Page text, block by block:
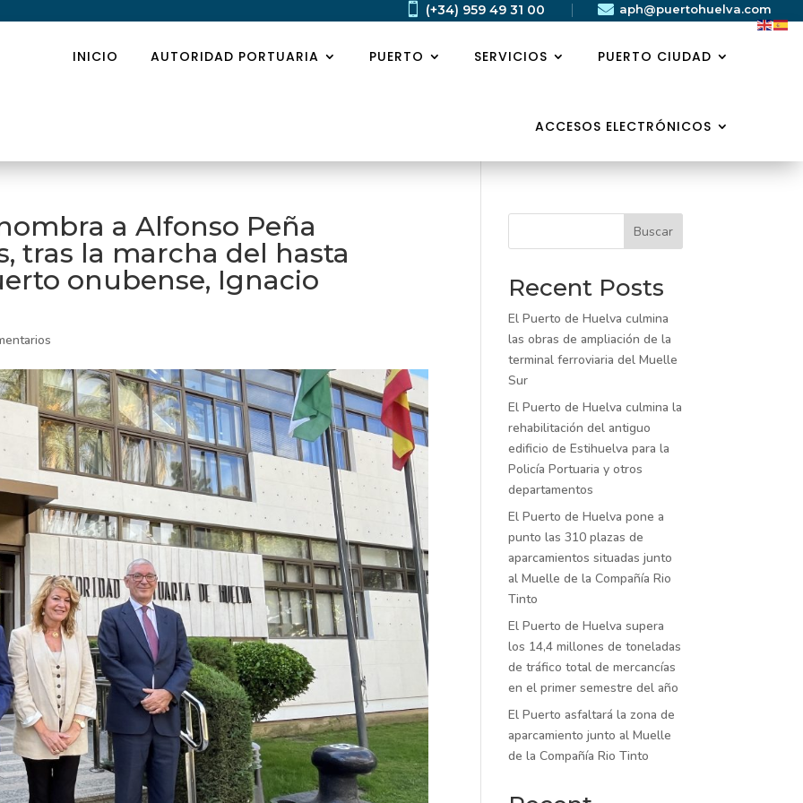
 (+34) 959 49 31 00  aph@puertohuelva.com
INICIO AUTORIDAD PORTUARIA PUERTO SERVICIOS PUERTO CIUDAD
ACCESOS ELECTRÓNICOS
a Alfonso Peña
tras la marcha del hasta
onubense, Ignacio
Buscar
Recent Posts
El Puerto de Huelva culmina
las obras de ampliación de la
terminal ferroviaria del Muelle
Sur
El Puerto de Huelva culmina la
rehabilitación del antiguo
edificio de Estihuelva para la
Policía Portuaria y otros
departamentos
El Puerto de Huelva pone a
punto las 310 plazas de
aparcamientos situadas junto
al Muelle de la Compañía Rio
Tinto
El Puerto de Huelva supera
los 14,4 millones de toneladas
de tráfico total de mercancías
en el primer semestre del año
El Puerto asfaltará la zona de
aparcamiento junto al Muelle
de la Compañía Rio Tinto